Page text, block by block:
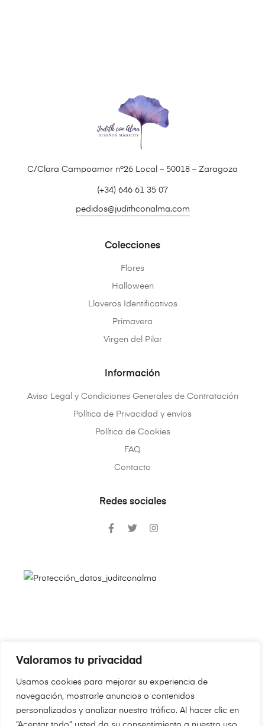
Valoramos tu privacidad
Usamos cookies para mejorar su experiencia de
navegación, mostrarle anuncios o contenidos
personalizados y analizar nuestro tráfico. Al hacer clic en
C/Clara Campoamor nº26 Local – 50018 – Zaragoza
(+34) 646 61 35 07
pedidos@judithconalma.com
Colecciones
Flores
Halloween
Llaveros Identificativos
Primavera
Virgen del Pilar
Información
Aviso Legal y Condiciones Generales de Contratación
Política de Privacidad y envíos
Política de Cookies
FAQ
Contacto
Redes sociales
reservados.